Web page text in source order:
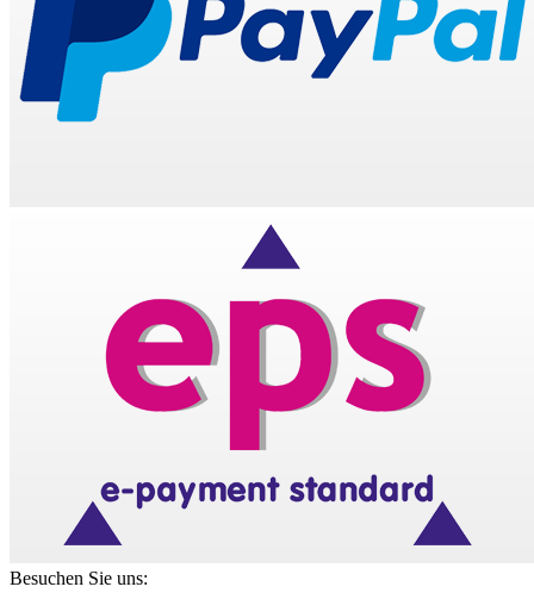
Besuchen Sie uns: